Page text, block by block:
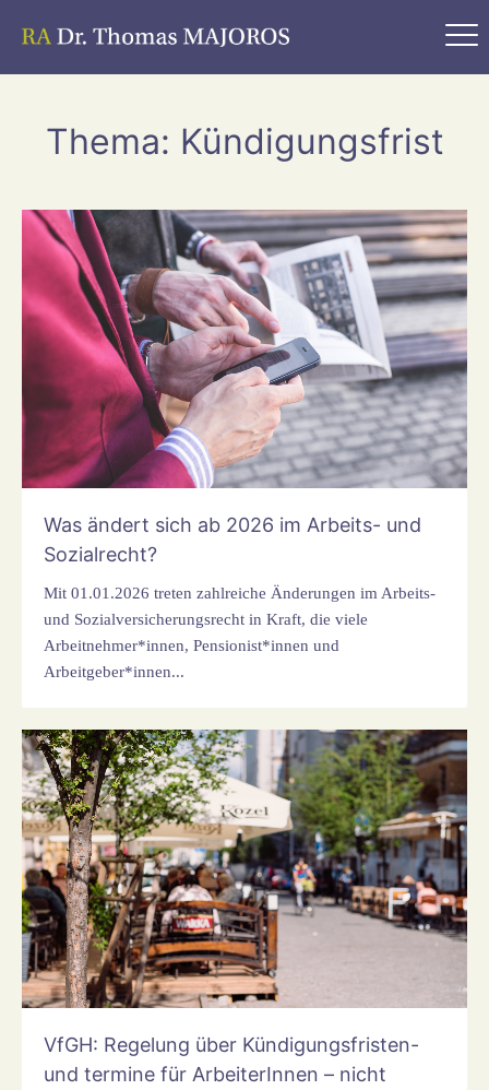
Thema: Kündigungsfrist
Was ändert sich ab 2026 im Arbeits- und
Sozialrecht?
Mit 01.01.2026 treten zahlreiche Änderungen im Arbeits-
und Sozialversicherungsrecht in Kraft, die viele
Arbeitnehmer*innen, Pensionist*innen und
Arbeitgeber*innen...
VfGH: Regelung über Kündigungsfristen-
und termine für ArbeiterInnen – nicht